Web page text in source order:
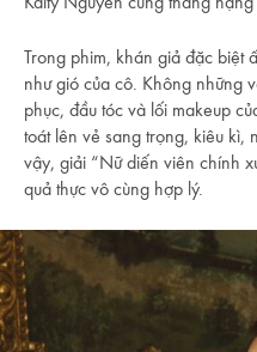
Trong phim, khán giả đặc biệt
như gió của cô. Không những
phục, đầu tóc và lối makeup
toát lên vẻ sang trọng, kiêu kì,
vậy, giải “Nữ diến viên chính
quả thực vô cùng hợp lý.